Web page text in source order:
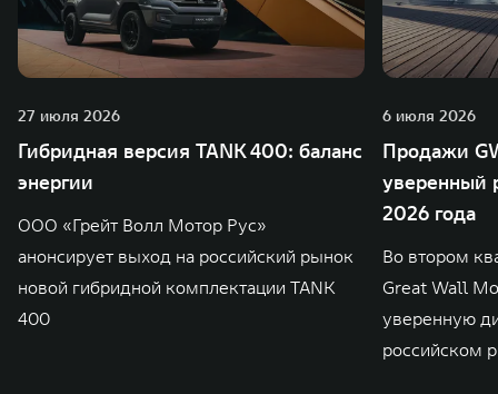
27 июля 2026
Гибридная версия TANK 400: баланс
энергии
ООО «Грейт Волл Мотор Рус»
анонсирует выход на российский рынок
новой гибридной комплектации TANK
400
6 июля 2026
Продажи
уверенный
2026 года
Во втором
Great Wall
уверенную
российском